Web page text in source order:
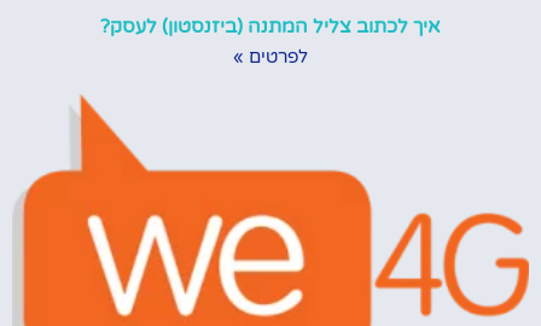
איך לכתוב צליל המתנה (ביזנסטון) לעסק?
לפרטים »